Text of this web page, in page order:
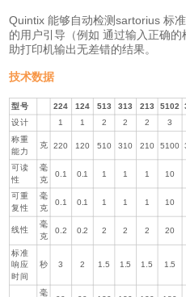
Quintix 能够自动检测sartorius 标
的用户引导（例如 通过输入正确
助打印机输出无差错的结果。
技术数据
型号 224 124 513 313 213 5102
设计
1 1 2 2 2 3
称重
能力
克 220 120 510 310 210 5100
可读
性
毫
克
0.1 0.1 1 1 1 10
可重
复性
毫
克
0.1 0.1 1 1 1 10
线性
毫
克
0.2 0.2 2 2 2 20
标准
响应
时间
秒 3 2 1.5 1.5 1.5 1.5
毫